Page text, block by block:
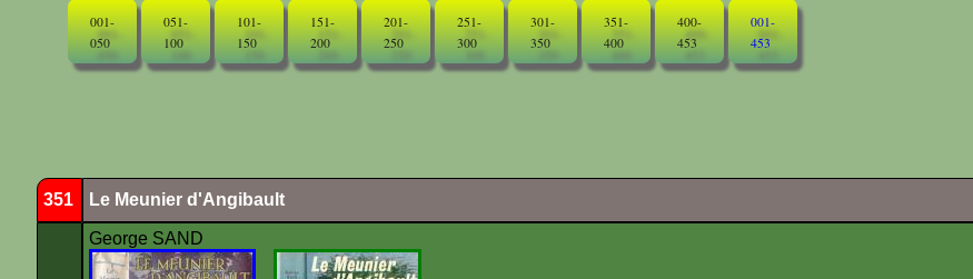
001-
050
051-
100
101-
150
151-
200
201-
250
251-
300
301-
350
351-
400
400-
453
001-
453
351 Le Meunier d'Angibault
George SAND